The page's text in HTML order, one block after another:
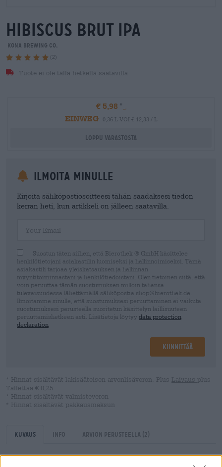
hibiscus brut ipa
Kona Brewing Co.
(2)
Tuote ei ole tällä hetkellä saatavilla
€ 5,98
EINWEG
0,36 L VOI € 12,33 / L
Loppu varastosta
Ilmoita minulle
Kirjoita sähköpostiosoitteesi tähän saadaksesi tiedon
kerran heti, kun artikkeli on jälleen saatavilla.
Suostun täten siihen, että Bierothek ® GmbH käsittelee
henkilötietojani asiakastilin luomiseksi ja hallinnoimiseksi. Tämä
asiakastili tarjoaa yleiskatsauksen ja hallinnan
myyntitoiminnastani ja henkilötiedoistani. Olen tietoinen siitä, että
voin peruuttaa tämän suostumuksen milloin tahansa
tulevaisuudessa lähettämällä sähköpostia shop@bierothek.de.
Ilmoitamme sinulle, että suostumuksesi peruuttaminen ei vaikuta
suostumuksesi perusteella suoritetun käsittelyn laillisuuteen
peruuttamishetkeen asti. Lisätietoja löytyy data protection
declaration
Kiinnittää
* Hinnat sisältävät lakisääteisen arvonlisäveron. Plus Laivaus plus
Tallettaa € 0,25
* Hinnat sisältävät valmisteveron
* Hinnat sisältävät pakkausmaksun
Kuvaus Info Arvion perusteella (2)